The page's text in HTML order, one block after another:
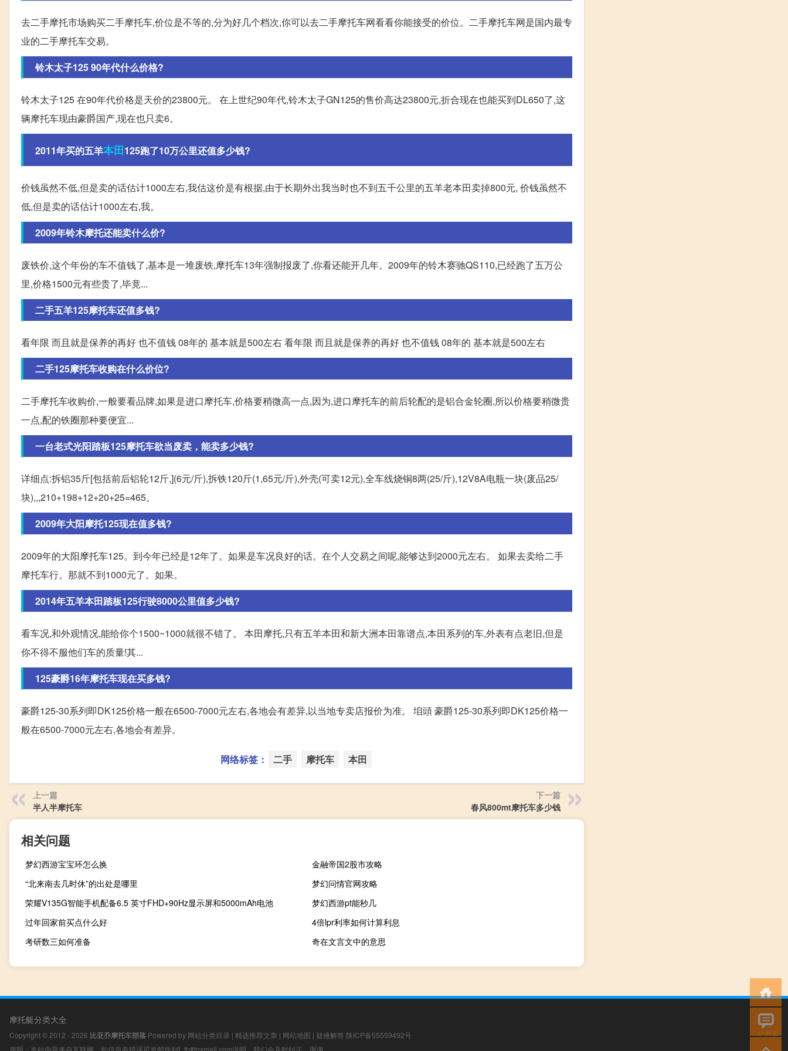
去二手摩托市场购买二手摩托车,价位是不等的,分为好几个档次,你可以去二手摩托车网看看你能接受的价位。二手摩托车网是国内最专
业的二手摩托车交易。
铃木太子125 90年代什么价格?
铃木太子125 在90年代价格是天价的23800元。 在上世纪90年代,铃木太子GN125的售价高达23800元,折合现在也能买到DL650了,这
辆摩托车现由豪爵国产,现在也只卖6。
2011年买的五羊本田125跑了10万公里还值多少钱?
价钱虽然不低,但是卖的话估计1000左右,我估这价是有根据,由于长期外出我当时也不到五千公里的五羊老本田卖掉800元, 价钱虽然不
低,但是卖的话估计1000左右,我。
2009年铃木摩托还能卖什么价?
废铁价,这个年份的车不值钱了,基本是一堆废铁,摩托车13年强制报废了,你看还能开几年。2009年的铃木赛驰QS110,已经跑了五万公
里,价格1500元有些贵了,毕竟...
二手五羊125摩托车还值多钱?
看年限 而且就是保养的再好 也不值钱 08年的 基本就是500左右 看年限 而且就是保养的再好 也不值钱 08年的 基本就是500左右
二手125摩托车收购在什么价位?
二手摩托车收购价,一般要看品牌,如果是进口摩托车,价格要稍微高一点,因为,进口摩托车的前后轮配的是铝合金轮圈,所以价格要稍微贵
一点,配的铁圈那种要便宜...
一台老式光阳踏板125摩托车欲当废卖，能卖多少钱?
详细点:拆铝35斤[包括前后铝轮12斤,](6元/斤),拆铁120斤(1,65元/斤),外壳(可卖12元),全车线烧铜8两(25/斤),12V8A电瓶一块(废品25/
块),,,210+198+12+20+25=465。
2009年大阳摩托125现在值多钱?
2009年的大阳摩托车125。到今年已经是12年了。如果是车况良好的话。在个人交易之间呢,能够达到2000元左右。 如果去卖给二手
摩托车行。那就不到1000元了。如果。
2014年五羊本田踏板125行驶8000公里值多少钱?
看车况,和外观情况,能给你个1500~1000就很不错了。 本田摩托,只有五羊本田和新大洲本田靠谱点,本田系列的车,外表有点老旧,但是
你不得不服他们车的质量!其...
125豪爵16年摩托车现在买多钱?
豪爵125-30系列即DK125价格一般在6500-7000元左右,各地会有差异,以当地专卖店报价为准。 垍頭 豪爵125-30系列即DK125价格一
般在6500-7000元左右,各地会有差异。
网络标签： 二手 摩托车 本田
上一篇
半人半摩托车
下一篇
春风800mt摩托车多少钱
相关问题
梦幻西游宝宝环怎么换
金融帝国2股市攻略
“北来南去几时休”的出处是哪里
梦幻问情官网攻略
荣耀V135G智能手机配备6.5 英寸FHD+90Hz显示屏和5000mAh电池
梦幻西游pt能秒几
过年回家前买点什么好
4倍lpr利率如何计算利息
考研数三如何准备
奇在文言文中的意思
摩托艇分类大全
Copyright © 2012 - 2026 比亚乔摩托车部落 Powered by 网站分类目录 | 精选推荐文章 | 网站地图 | 疑难解答 陕ICP备55559492号